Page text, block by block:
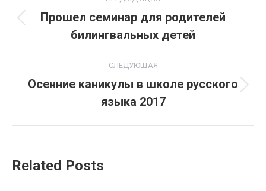
по
записям
Предыдущая
запись:
Прошел семинар для родителей
билингвальных детей
СЛЕДУЮЩАЯ
Следующая
запись:
Осенние каникулы в школе русского
языка 2017
Related Posts